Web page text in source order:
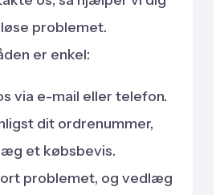
problemet.
er enkel:
via e-mail eller telefon.
dit ordrenummer,
et købsbevis.
problemet, og vedlæg